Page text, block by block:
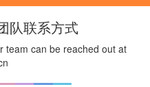
队联系方式
team can be reached out at